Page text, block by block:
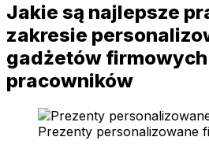
Jakie są najlepsze
zakresie
gadżetów
pracowników
Prezenty personalizowane